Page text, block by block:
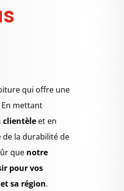
qui offre une
En mettant
clientèle et en
de la durabilité de
que notre
pour vos
sa région.